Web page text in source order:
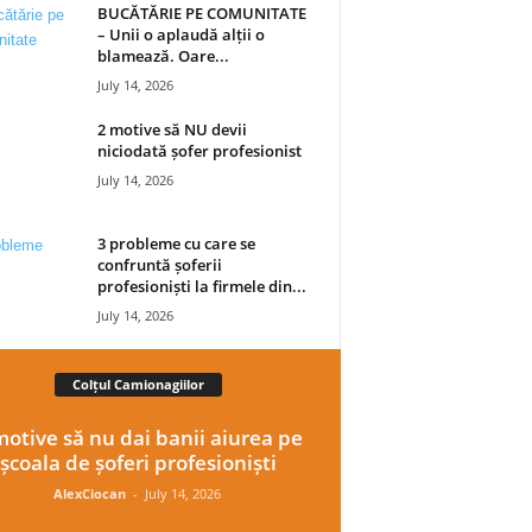
BUCĂTĂRIE PE COMUNITATE
– Unii o aplaudă alții o
blamează. Oare...
July 14, 2026
2 motive să NU devii
niciodată șofer profesionist
July 14, 2026
3 probleme cu care se
confruntă șoferii
profesioniști la firmele din...
July 14, 2026
Colțul Camionagiilor
să nu dai banii aiurea pe
școala de șoferi profesioniști
AlexCiocan - July 14, 2026